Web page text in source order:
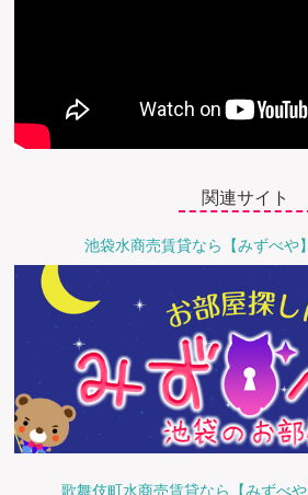
関連サイト
池袋水商売賃貸なら【みずべや
歌舞伎町水商売賃貸なら【みずべ